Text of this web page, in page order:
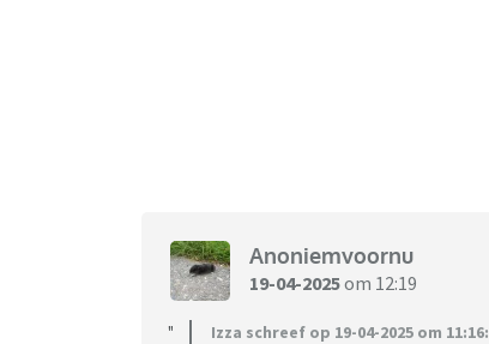
Anoniemvoornu
19-04-2025om 12:19
Izza schreef op 19-04-2025 om 11:16: